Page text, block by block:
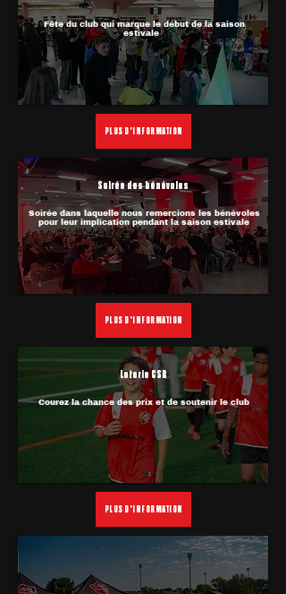
Fête du club qui marque le début de la saison
estivale
PLUS D'INFORMATION
Soirée dans laquelle nous remercions les bénévoles
pour leur implication pendant la saison estivale
Soirée des bénévoles
PLUS D'INFORMATION
Loterie CSR
Courez la chance des prix et de soutenir le club
PLUS D'INFORMATION